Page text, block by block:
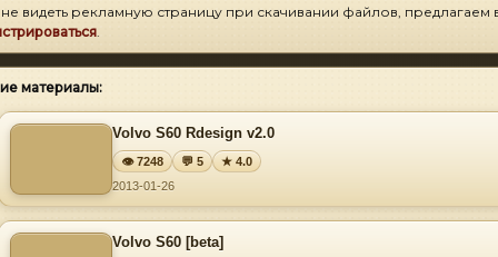
видеть рекламную страницу при скачивании файлов, предлагаем
.
материалы:
Volvo S60 Rdesign v2.0
👁 7248 💬 5
★ 4.0
2013-01-26
Volvo S60 [beta]